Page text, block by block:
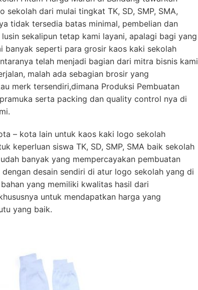
sekolah dari mulai tingkat TK, SD, SMP, SMA,
tidak tersedia batas minimal, pembelian dan
lusin sekalipun tetap kami layani, apalagi bagi yang
banyak seperti para grosir kaos kaki sekolah
telah menjadi bagian dari mitra bisnis kami
malah ada sebagian brosir yang
merk tersendiri,dimana Produksi Pembuatan
serta packing dan quality control nya di
– kota lain untuk kaos kaki logo sekolah
keperluan siswa TK, SD, SMP, SMA baik sekolah
banyak yang mempercayakan pembuatan
desain sendiri di atur logo sekolah yang di
yang memiliki kwalitas hasil dari
untuk mendapatkan harga yang
yang baik.